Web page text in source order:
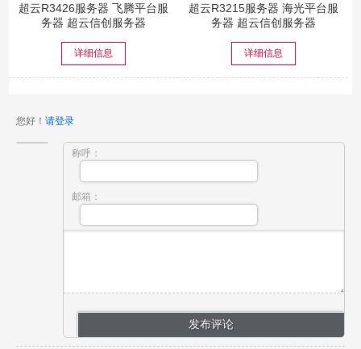
超云R3426服务器 飞腾平台服
务器 超云信创服务器
详细信息
超云R3215服务器 海光平台服
务器 超云信创服务器
详细信息
您好！ 请登录
称呼：
邮箱：